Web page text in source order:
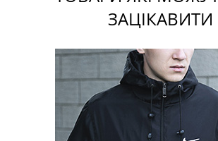
ЗАЦІКАВИТИ